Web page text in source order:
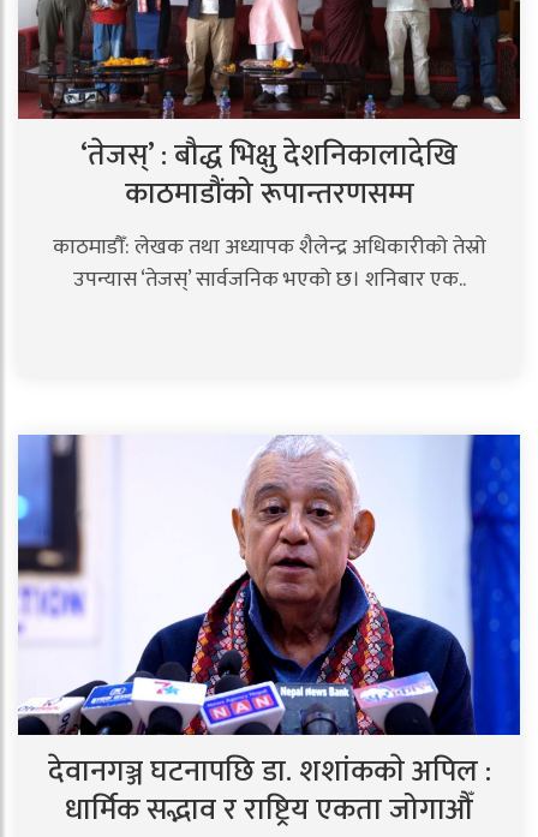
‘तेजस्’ : बौद्ध भिक्षु देशनिकालादेखि
काठमाडौंको रूपान्तरणसम्म
काठमाडौँ: लेखक तथा अध्यापक शैलेन्द्र अधिकारीको तेस्रो
उपन्यास ‘तेजस्’ सार्वजनिक भएको छ। शनिबार एक..
देवानगञ्ज घटनापछि डा. शशांककाे अपिल :
धार्मिक सद्भाव र राष्ट्रिय एकता जोगाऔँ